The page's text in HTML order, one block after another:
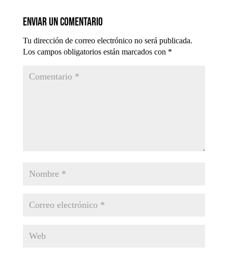
Enviar un comentario
Tu dirección de correo electrónico no será publicada.
Los campos obligatorios están marcados con *